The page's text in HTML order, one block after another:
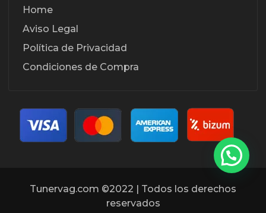
Home
Aviso Legal
Política de Privacidad
Condiciones de Compra
Tunervag.com ©2022 | Todos los derechos
reservados